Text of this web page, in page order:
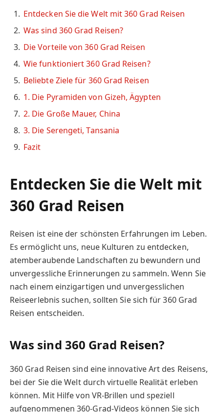
Entdecken Sie die Welt mit 360 Grad Reisen
Was sind 360 Grad Reisen?
Die Vorteile von 360 Grad Reisen
Wie funktioniert 360 Grad Reisen?
Beliebte Ziele für 360 Grad Reisen
1. Die Pyramiden von Gizeh, Ägypten
2. Die Große Mauer, China
3. Die Serengeti, Tansania
Fazit
Entdecken Sie die Welt mit
360 Grad Reisen
Reisen ist eine der schönsten Erfahrungen im Leben.
Es ermöglicht uns, neue Kulturen zu entdecken,
atemberaubende Landschaften zu bewundern und
unvergessliche Erinnerungen zu sammeln. Wenn Sie
nach einem einzigartigen und unvergesslichen
Reiseerlebnis suchen, sollten Sie sich für 360 Grad
Reisen entscheiden.
Was sind 360 Grad Reisen?
360 Grad Reisen sind eine innovative Art des Reisens,
bei der Sie die Welt durch virtuelle Realität erleben
können. Mit Hilfe von VR-Brillen und speziell
aufgenommenen 360-Grad-Videos können Sie sich